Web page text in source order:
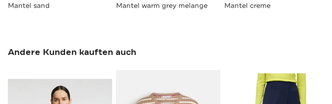
Mantel sand Mantel warm grey melange Mantel creme
Andere Kunden kauften auch